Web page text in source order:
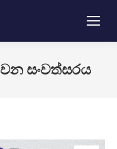
වන සංවත්සරය